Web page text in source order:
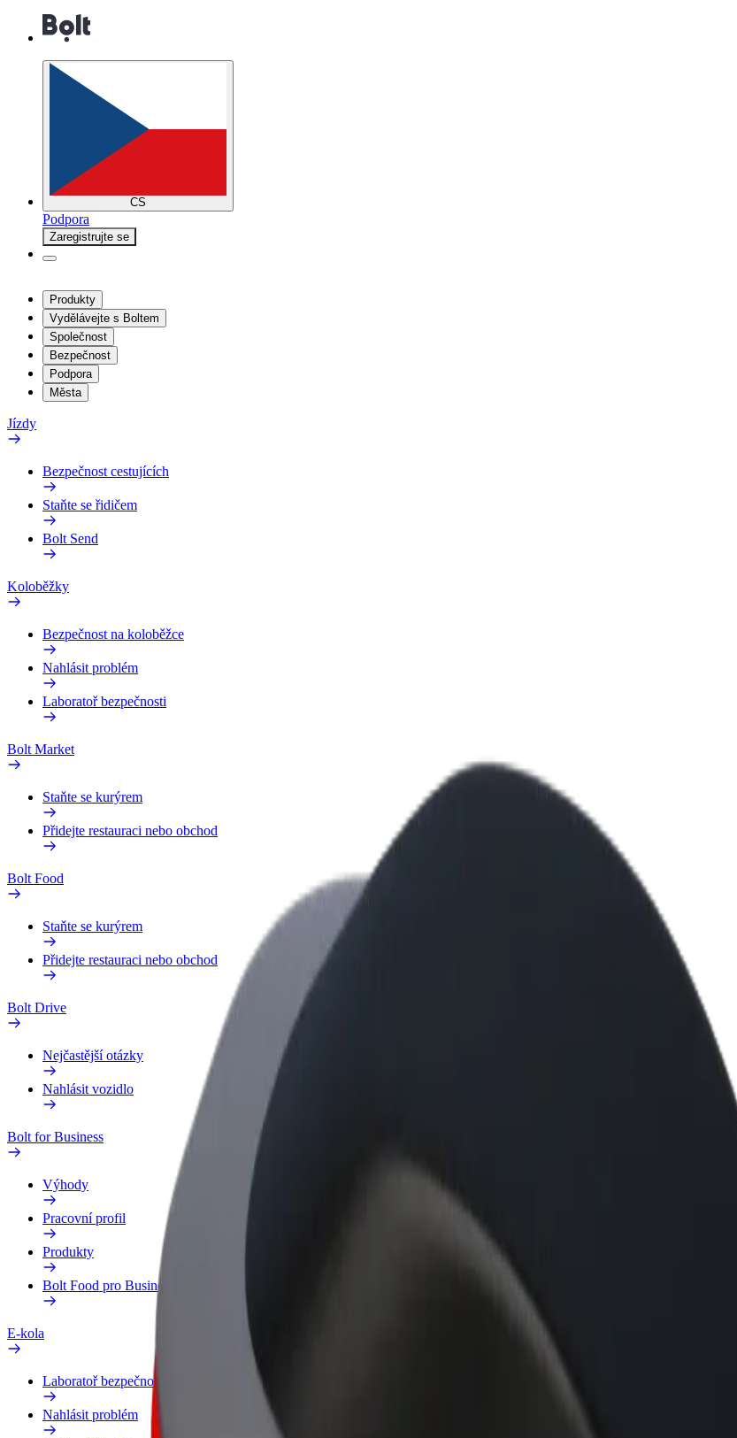
CS
Podpora
Zaregistrujte se
Produkty
Vydělávejte s Boltem
Společnost
Bezpečnost
Podpora
Města
Jízdy
Bezpečnost cestujících
Staňte se řidičem
Bolt Send
Koloběžky
Bezpečnost na koloběžce
Nahlásit problém
Laboratoř bezpečnosti
Bolt Market
Staňte se kurýrem
Přidejte restauraci nebo obchod
Bolt Food
Staňte se kurýrem
Přidejte restauraci nebo obchod
Bolt Drive
Nejčastější otázky
Nahlásit vozidlo
Bolt for Business
Výhody
Pracovní profil
Produkty
Bolt Food pro Business
E-kola
Laboratoř bezpečnosti
Nahlásit problém